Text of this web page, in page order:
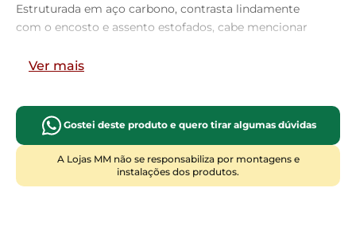
Estruturada em aço carbono, contrasta lindamente
com o encosto e assento estofados, cabe mencionar
do assento em Linho, é confeccionada por materiais de
Possui altura ideal, garantindo o encaixe perfeito no
ambiente, otimizando seu espaço e promovendo
máximo conforto. Pode ser disposta em bancada,
cozinha americana, área gourmet ou home bar, as
Ver mais
Gostei deste produto e quero tirar algumas dúvidas
A Lojas MM não se responsabiliza por montagens e
instalações dos produtos.